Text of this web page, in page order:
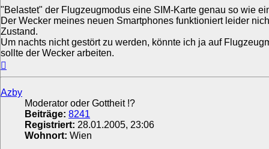
"Belastet" der Flugzeugmodus eine SIM-Karte genau so wie
Der Wecker meines neuen Smartphones funktioniert leider
Zustand.
Um nachts nicht gestört zu werden, könnte ich ja auf
sollte der Wecker arbeiten.
Azby
Moderator oder Gottheit !?
Beiträge: 8241
Registriert: 28.01.2005, 23:06
Wohnort: Wien